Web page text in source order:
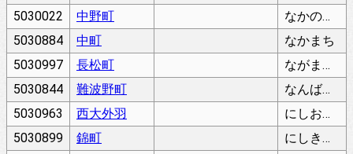
5030022
中野町
なかのちょう
5030884
中町
なかまち
5030997
長松町
ながまつちょう
5030844
難波野町
なんばのちょう
5030963
西大外羽
にしおおとば
5030899
錦町
にしきまち